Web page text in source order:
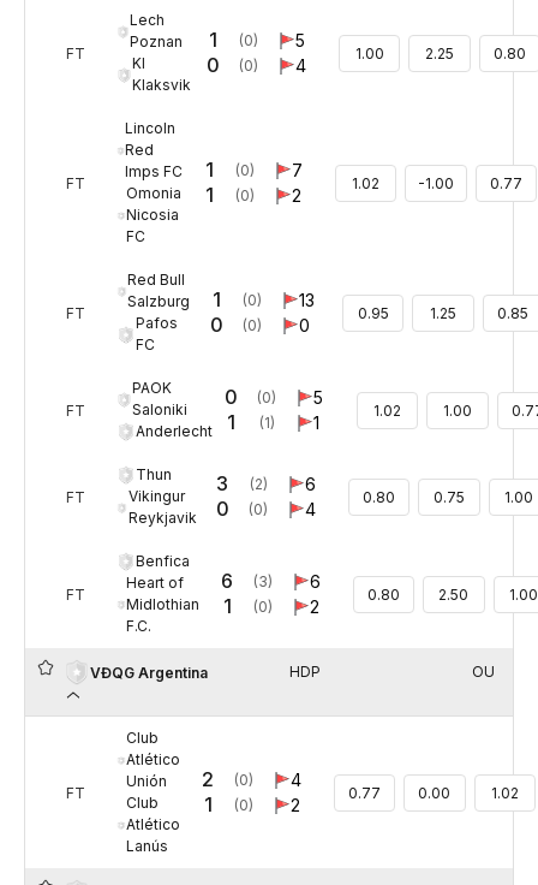
FT
Lech
Poznan
KI
Klaksvik
1
0
(0)
(0)
5
4
1.00 2.25 0.80
FT
Lincoln
Red
Imps FC
Omonia
Nicosia
FC
1
1
(0)
(0)
7
2
1.02 -1.00 0.77
FT
Red Bull
Salzburg
Pafos
FC
1
0
(0)
(0)
13
0
0.95 1.25 0.85
FT
PAOK
Saloniki
Anderlecht
0
1
(0)
(1)
5
1
1.02 1.00
FT
Thun
Vikingur
Reykjavik
3
0
(2)
(0)
6
4
0.80 0.75 1.00
FT
Benfica
Heart of
Midlothian
F.C.
6
1
(3)
(0)
6
2
0.80 2.50 1.00
VĐQG Argentina HDP OU
FT
Club
Atlético
Unión
Club
Atlético
Lanús
2
1
(0)
(0)
4
2
0.77 0.00 1.02